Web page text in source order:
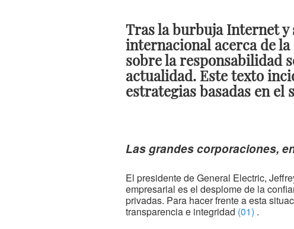
Tras la burbuja Internet y
internacional acerca de
sobre la responsabilidad
actualidad. Este texto
estrategias basadas en
Las grandes corporaciones,
El presidente de General Electric,
empresarial es el desplome de la
privadas. Para hacer frente a esta
transparencia e integridad (01) .